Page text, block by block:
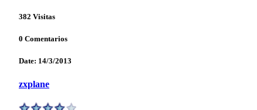
382 Visitas
0 Comentarios
Date: 14/3/2013
zxplane